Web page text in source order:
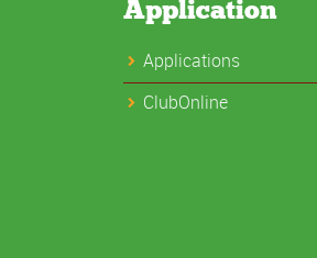
Application
Applications
ClubOnline